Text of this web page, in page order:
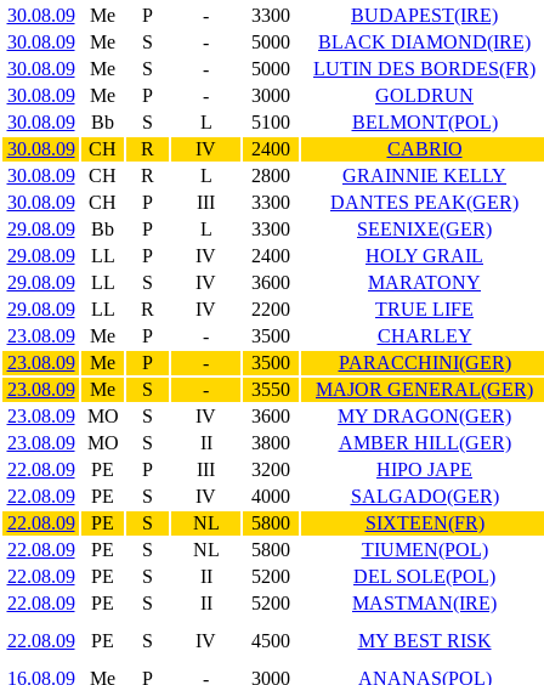
30.08.09
Me P - 3300
BUDAPEST(IRE)
30.08.09
Me S - 5000
BLACK DIAMOND(IRE)
30.08.09
Me S - 5000
LUTIN DES BORDES(FR)
30.08.09
Me P - 3000
GOLDRUN
30.08.09
Bb S L 5100
BELMONT(POL)
30.08.09
CH R IV 2400
CABRIO
30.08.09
CH R L 2800
GRAINNIE KELLY
30.08.09
CH P III 3300
DANTES PEAK(GER)
29.08.09
Bb P L 3300
SEENIXE(GER)
29.08.09
LL P IV 2400
HOLY GRAIL
29.08.09
LL S IV 3600
MARATONY
29.08.09
LL R IV 2200
TRUE LIFE
23.08.09
Me P - 3500
CHARLEY
23.08.09
Me P - 3500
PARACCHINI(GER)
23.08.09
Me S - 3550
MAJOR GENERAL(GER)
23.08.09
MO S IV 3600
MY DRAGON(GER)
23.08.09
MO S II 3800
AMBER HILL(GER)
22.08.09
PE P III 3200
HIPO JAPE
22.08.09
PE S IV 4000
SALGADO(GER)
22.08.09
PE S NL 5800
SIXTEEN(FR)
22.08.09
PE S NL 5800
TIUMEN(POL)
22.08.09
PE S II 5200
DEL SOLE(POL)
22.08.09
PE S II 5200
MASTMAN(IRE)
22.08.09
PE S IV 4500
MY BEST RISK
16.08.09
Me P - 3000 ANANAS(POL)